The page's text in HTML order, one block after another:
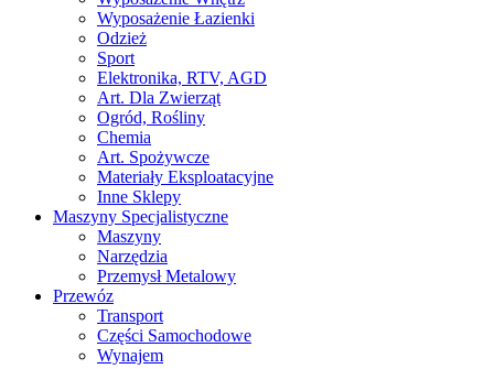
Wyposażenie Łazienki
Odzież
Sport
Elektronika, RTV, AGD
Art. Dla Zwierząt
Ogród, Rośliny
Chemia
Art. Spożywcze
Materiały Eksploatacyjne
Inne Sklepy
Maszyny Specjalistyczne
Maszyny
Narzędzia
Przemysł Metalowy
Przewóz
Transport
Części Samochodowe
Wynajem